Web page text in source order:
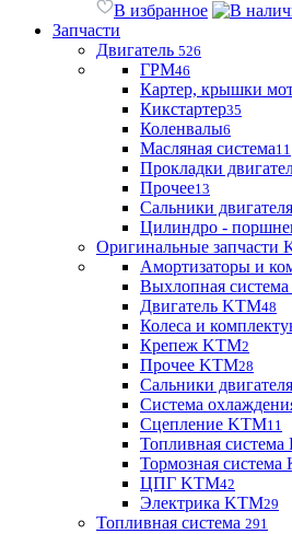
В избранное
Запчасти
Двигатель 526
ГРМ46
Картер, крышки
Кикстартер35
Коленвалы6
Масляная система11
Прокладки
Прочее13
Сальники двигателя
Цилиндро -
Оригинальные запчасти
Амортизаторы и
Выхлопная
Двигатель KTM48
Колеса и
Крепеж KTM2
Прочее KTM28
Сальники
Система
Сцепление KTM11
Топливная
Тормозная система
ЦПГ KTM42
Электрика KTM29
Топливная система 291